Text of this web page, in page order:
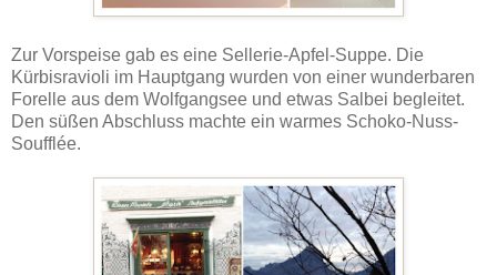
Zur Vorspeise gab es eine Sellerie-Apfel-Suppe. Die
Kürbisravioli im Hauptgang wurden von einer wunderbaren
Forelle aus dem Wolfgangsee und etwas Salbei begleitet.
Den süßen Abschluss machte ein warmes Schoko-Nuss-
Soufflée.